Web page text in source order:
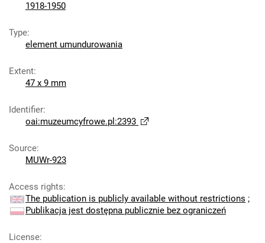
1918-1950
Type:
element umundurowania
Extent:
47 x 9 mm
Identifier:
oai:muzeumcyfrowe.pl:2393
Source:
MUWr-923
Access rights:
The publication is publicly available without restrictions ;
Publikacja jest dostępna publicznie bez ograniczeń
License: